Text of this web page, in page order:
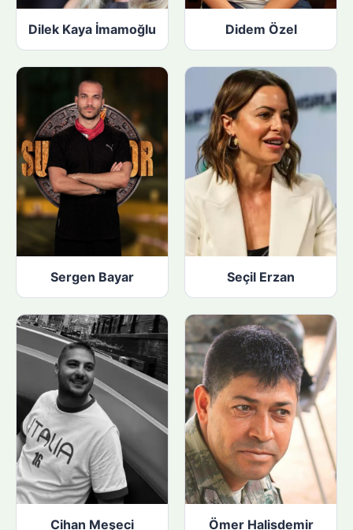
Dilek Kaya İmamoğlu Didem Özel
Sergen Bayar Seçil Erzan
Cihan Meşeci Ömer Halisdemir